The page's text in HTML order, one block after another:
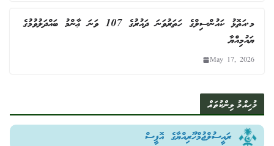
މ.އަތޮޅު ކައުންސިލްގެ ހަތަރުވަނަ ދައުރުގެ 107 ވަނަ ޢާންމު ބައްދަލުވުމުގެ
ޔައުމިއްޔާ
May 17, 2026
މުހިއްމު ލިންކުތައް
ރައީސުލްޖުމްހޫރިއްޔާގެ އޮފީސް